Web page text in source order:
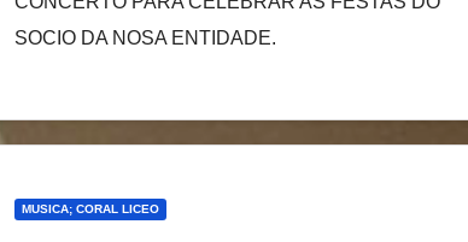
SOCIO DA NOSA ENTIDADE.
MUSICA; CORAL LICEO